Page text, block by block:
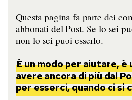
Questa pagina fa parte dei
abbonati del Post. Se lo sei
non lo sei puoi esserlo.
È un modo per aiutare, è
avere ancora di più dal
per esserci, quando ci si